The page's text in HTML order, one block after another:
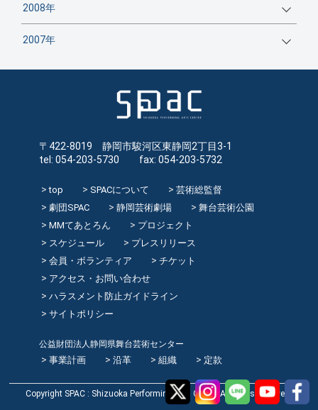
2008年
2007年
〒422-8019 静岡市駿河区東静岡2丁目3-1
tel: 054-203-5730 fax: 054-203-5732
top SPACについて
芸術総監督
劇団SPAC
静岡芸術劇場
舞台芸術公園
MMてあとろん
プロジェクト
スケジュール
プレスリリース
会員・ボランティア
チケット
アクセス・お問い合わせ
ハラスメント防止ガイドライン
サイトポリシー
公益財団法人静岡県舞台芸術センター
事業計画 沿革 組織 定款
Copyright SPAC : Shizuoka Performing Arts Center All rights reserved.